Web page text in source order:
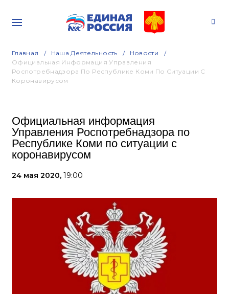
Главная Наша Деятельность
Новости
Официальная Информация Управления
Роспотребнадзора По Республике Коми По Ситуации С
Коронавирусом
Официальная информация
Управления Роспотребнадзора по
Республике Коми по ситуации с
коронавирусом
24 мая 2020, 19:00